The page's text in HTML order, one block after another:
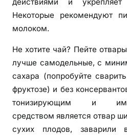
Некоторые рекомендуют
молоком.
Не хотите чай? Пейте
лучше самодельные, с
сахара (попробуйте
фруктозе) и без
тонизирующим и
средством является отвар
сухих плодов,